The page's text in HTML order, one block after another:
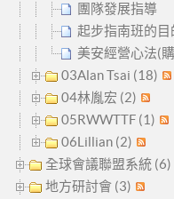
團隊發展指導
起步指南班的目
美安經營心法(
03Alan Tsai (18)
04林胤宏 (2)
05RWWTTF (1)
06Lillian (2)
全球會議聯盟系統 (6)
地方研討會 (3)